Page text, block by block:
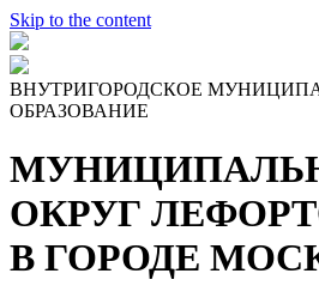
Skip to the content
ВНУТРИГОРОДСКОЕ
ОБРАЗОВАНИЕ
ОКРУГ
В ГОРОДЕ